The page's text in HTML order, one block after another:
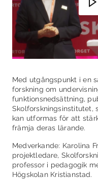
Med utgångspunkt i en
forskning om
funktionsnedsättning,
Skolforskningsinstitutet,
kan utformas för att
främja deras lärande.
Medverkande: Karolina
projektledare,
professor i pedagogik
Högskolan Kristianstad.